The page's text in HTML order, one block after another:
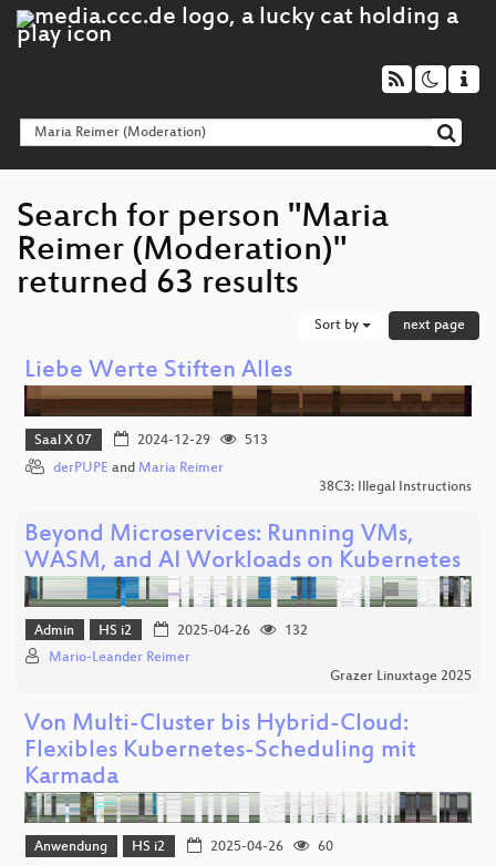
Search for person "Maria
Reimer (Moderation)"
returned 63 results
Sort by next page
Liebe Werte Stiften Alles
Saal X 07 2024-12-29
513
derPUPE and Maria Reimer
38C3: Illegal Instructions
Beyond Microservices: Running VMs,
WASM, and AI Workloads on Kubernetes
Admin HS i2 2025-04-26
132
Mario-Leander Reimer
Grazer Linuxtage 2025
Von Multi-Cluster bis Hybrid-Cloud:
Flexibles Kubernetes-Scheduling mit
Karmada
Anwendung HS i2 2025-04-26
60